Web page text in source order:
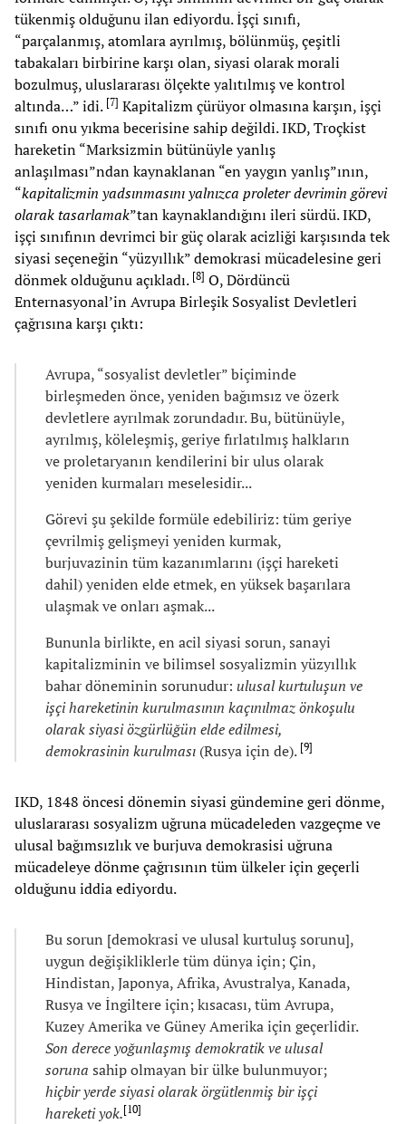
tükenmiş olduğunu ilan ediyordu. İşçi sınıfı,
“parçalanmış, atomlara ayrılmış, bölünmüş, çeşitli
tabakaları birbirine karşı olan, siyasi olarak morali
bozulmuş, uluslararası ölçekte yalıtılmış ve kontrol
altında…” idi. [7] Kapitalizm çürüyor olmasına karşın, işçi
sınıfı onu yıkma becerisine sahip değildi. IKD, Troçkist
hareketin “Marksizmin bütünüyle yanlış
anlaşılması”ndan kaynaklanan “en yaygın yanlış”ının,
“kapitalizmin yadsınmasını yalnızca proleter devrimin görevi
olarak tasarlamak”tan kaynaklandığını ileri sürdü. IKD,
işçi sınıfının devrimci bir güç olarak acizliği karşısında tek
siyasi seçeneğin “yüzyıllık” demokrasi mücadelesine geri
dönmek olduğunu açıkladı. [8] O, Dördüncü
Enternasyonal’in Avrupa Birleşik Sosyalist Devletleri
çağrısına karşı çıktı:
Avrupa, “sosyalist devletler” biçiminde
birleşmeden önce, yeniden bağımsız ve özerk
devletlere ayrılmak zorundadır. Bu, bütünüyle,
ayrılmış, köleleşmiş, geriye fırlatılmış halkların
ve proletaryanın kendilerini bir ulus olarak
yeniden kurmaları meselesidir...
Görevi şu şekilde formüle edebiliriz: tüm geriye
çevrilmiş gelişmeyi yeniden kurmak,
burjuvazinin tüm kazanımlarını (işçi hareketi
dahil) yeniden elde etmek, en yüksek başarılara
ulaşmak ve onları aşmak...
Bununla birlikte, en acil siyasi sorun, sanayi
kapitalizminin ve bilimsel sosyalizmin yüzyıllık
bahar döneminin sorunudur: ulusal kurtuluşun ve
işçi hareketinin kurulmasının kaçınılmaz önkoşulu
olarak siyasi özgürlüğün elde edilmesi,
demokrasinin kurulması (Rusya için de). [9]
IKD, 1848 öncesi dönemin siyasi gündemine geri dönme,
uluslararası sosyalizm uğruna mücadeleden vazgeçme ve
ulusal bağımsızlık ve burjuva demokrasisi uğruna
mücadeleye dönme çağrısının tüm ülkeler için geçerli
olduğunu iddia ediyordu.
Bu sorun [demokrasi ve ulusal kurtuluş sorunu],
uygun değişikliklerle tüm dünya için; Çin,
Hindistan, Japonya, Afrika, Avustralya, Kanada,
Rusya ve İngiltere için; kısacası, tüm Avrupa,
Kuzey Amerika ve Güney Amerika için geçerlidir.
Son derece yoğunlaşmış demokratik ve ulusal
soruna sahip olmayan bir ülke bulunmuyor;
hiçbir yerde siyasi olarak örgütlenmiş bir işçi
hareketi yok.[10]